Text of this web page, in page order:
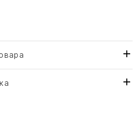
St. Louis